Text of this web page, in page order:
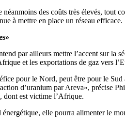
des coûts très élevés, tout
à mettre en place un réseau efficace.
par ailleurs mettre l’accent sur la
et les exportations de gaz vers
pour le Nord, peut être pour le
d’uranium par Areva», précise
dont est victime l’Afrique.
elle pourra alimenter le